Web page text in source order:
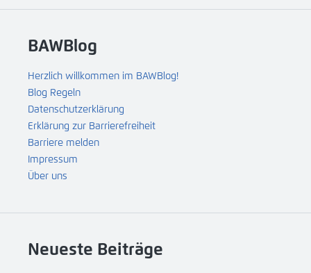
BAWBlog
Herzlich willkommen im BAWBlog!
Blog Regeln
Datenschutzerklärung
Erklärung zur Barrierefreiheit
Barriere melden
Impressum
Über uns
Neueste Beiträge